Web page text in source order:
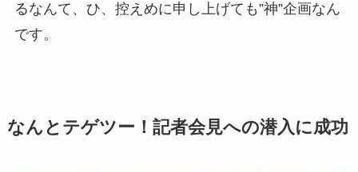
るなんて、ひ、控えめに申し上げても”神”企画なん
です。
なんとテゲツー！記者会見への潜入に成功